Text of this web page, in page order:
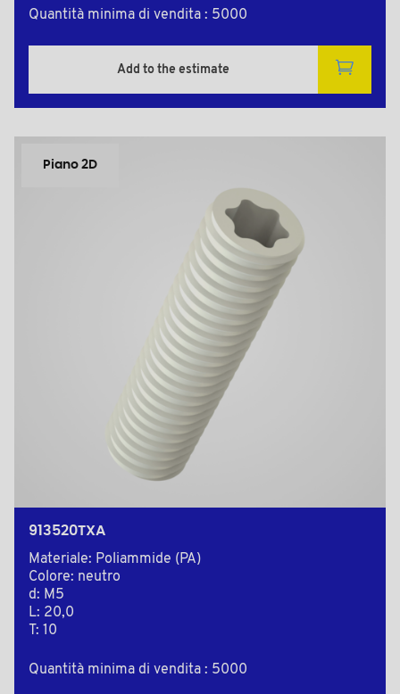
Quantità minima di vendita : 5000
Add to the estimate
Piano 2D
913520TXA
Materiale: Poliammide (PA)
Colore: neutro
d: M5
L: 20,0
T: 10
Quantità minima di vendita : 5000